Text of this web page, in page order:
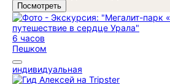
Посмотреть
6 часов
Пешком
индивидуальная